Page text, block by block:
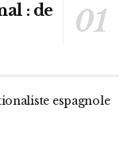
: de
espagnole